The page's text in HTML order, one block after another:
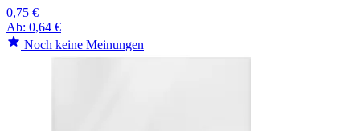
0,75 €
Ab: 0,64 €
Noch keine Meinungen